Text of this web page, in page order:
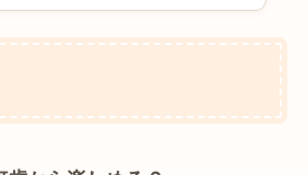
ニーでは食事のタイミングも混雑
しやすく、赤ちゃん連れの場合